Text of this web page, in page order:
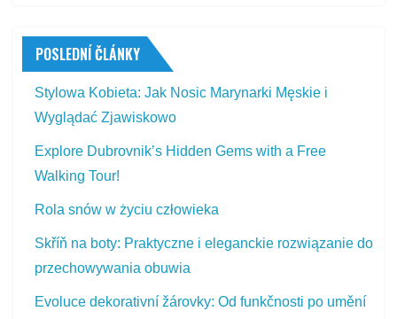
POSLEDNÍ ČLÁNKY
Stylowa Kobieta: Jak Nosic Marynarki Męskie i
Wyglądać Zjawiskowo
Explore Dubrovnik’s Hidden Gems with a Free
Walking Tour!
Rola snów w życiu człowieka
Skříň na boty: Praktyczne i eleganckie rozwiązanie do
przechowywania obuwia
Evoluce dekorativní žárovky: Od funkčnosti po umění